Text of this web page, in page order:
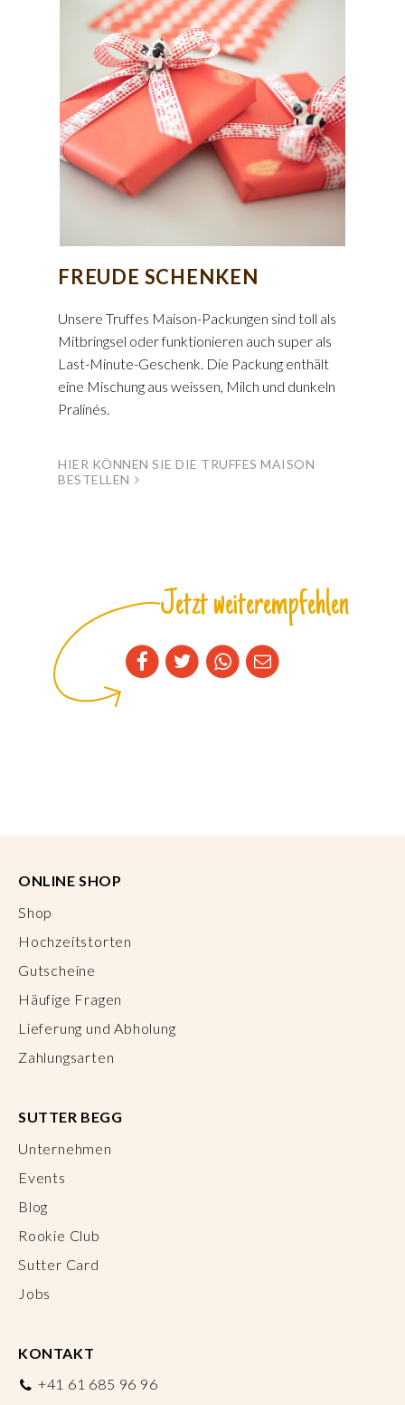
FREUDE SCHENKEN
Unsere Truffes Maison-Packungen sind toll als
Mitbringsel oder funktionieren auch super als
Last-Minute-Geschenk. Die Packung enthält
eine Mischung aus weissen, Milch und dunkeln
Pralinés.
HIER KÖNNEN SIE DIE TRUFFES MAISON
BESTELLEN
Jetzt weiterempfehlen
ONLINE SHOP
Shop
Hochzeitstorten
Gutscheine
Häufige Fragen
Lieferung und Abholung
Zahlungsarten
SUTTER BEGG
Unternehmen
Events
Blog
Rookie Club
Sutter Card
Jobs
KONTAKT
+41 61 685 96 96